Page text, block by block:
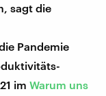
sagt die
Pandemie
imWarum uns